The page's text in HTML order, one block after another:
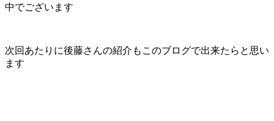
中でございます
次回あたりに後藤さんの紹介もこのブログで出来たらと思い
ます